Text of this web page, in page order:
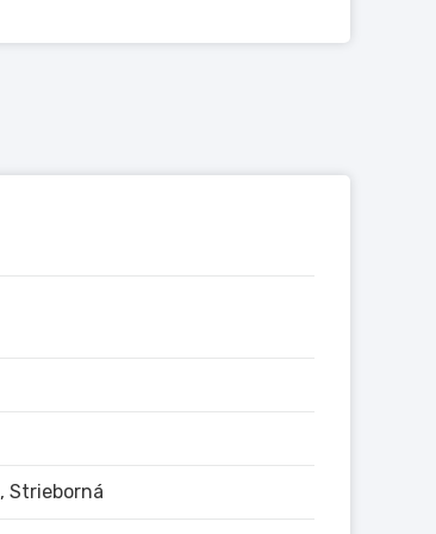
sa prosím
Strieborná